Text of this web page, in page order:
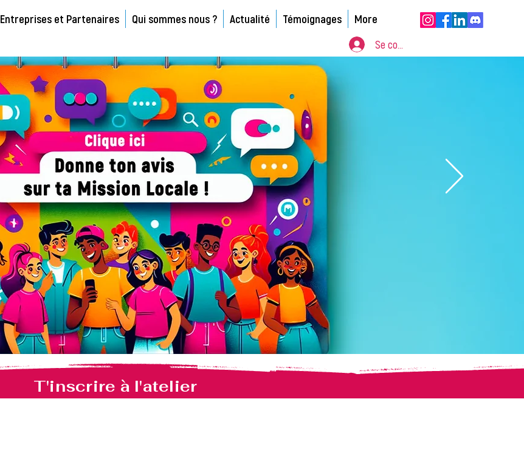
Entreprises et Partenaires Qui sommes nous ? Actualité Témoignages More
Se connecter
T'inscrire à l'atelier